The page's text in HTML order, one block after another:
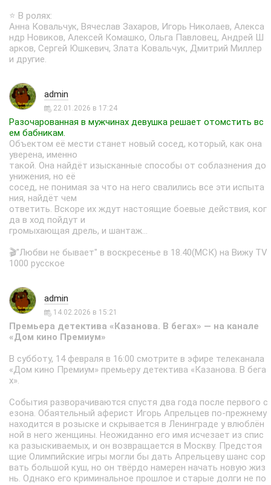
⭐ В ролях:
Анна Ковальчук, Вячеслав Захаров, Игорь Николаев, Алекса
ндр Новиков, Алексей Комашко, Ольга Павловец, Андрей Ш
арков, Сергей Юшкевич, Злата Ковальчук, Дмитрий Миллер
и другие.
admin
22.01.2026 в 17:24
Разочарованная в мужчинах девушка решает отомстить вс
ем бабникам.
Объектом её мести станет новый сосед, который, как она
уверена, именно
такой. Она найдёт изысканные способы от соблазнения до
унижения, но её
сосед, не понимая за что на него свалились все эти испыта
ния, найдёт чем
ответить. Вскоре их ждут настоящие боевые действия, ког
да в ход пойдут и
громыхающая дрель, и шантаж…
🎬"Любви не бывает" в воскресенье в 18.40(МСК) на Вижу TV
1000 русское
admin
14.02.2026 в 15:21
Премьера детектива «Казанова. В бегах» — на канале
«Дом кино Премиум»
В субботу, 14 февраля в 16:00 смотрите в эфире телеканала
«Дом кино Премиум» премьеру детектива «Казанова. В бега
х».
События разворачиваются спустя два года после первого с
езона. Обаятельный аферист Игорь Апрельцев по-прежнему
находится в розыске и скрывается в Ленинграде у влюблён
ной в него женщины. Неожиданно его имя исчезает из спис
ка разыскиваемых, и он возвращается в Москву. Предстоя
щие Олимпийские игры могли бы дать Апрельцеву шанс сор
вать большой куш, но он твёрдо намерен начать новую жиз
нь. Однако его криминальное прошлое и старые долги не по